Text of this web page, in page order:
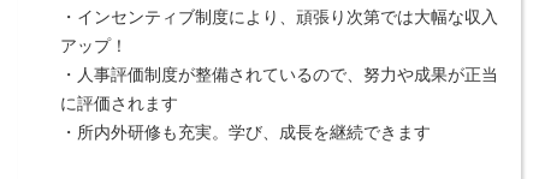
・インセンティブ制度により、頑張り次第では大幅な収入
アップ！
・人事評価制度が整備されているので、努力や成果が正当
に評価されます
・所内外研修も充実。学び、成長を継続できます